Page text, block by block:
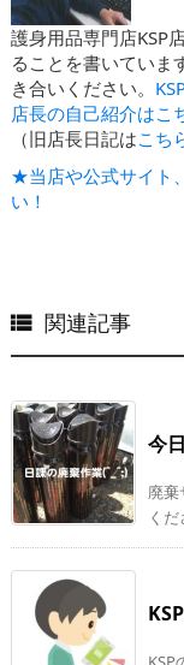
護身用品専門店KSP
ることを書いていま
き合いください。
店長の自己紹介はこ
（旧店長日記はこち
★当店や公式サイト
い！
 関連記事
今
廃
く